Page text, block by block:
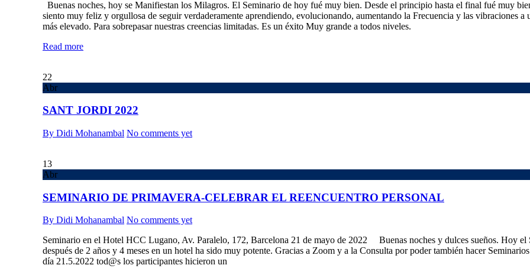
Buenas noches, hoy se Manifiestan los Milagros. El Seminario de hoy fué muy bien. Desde el principio hasta el final fué muy
siento muy feliz y orgullosa de seguir verdaderamente aprendiendo, evolucionando, aumentando la Frecuencia y las vibraciones a
más elevado. Para sobrepasar nuestras creencias limitadas. Es un éxito Muy grande a todos niveles.
Read more
22
Abr
SANT JORDI 2022
By Didi Mohanambal No comments yet
13
Abr
SEMINARIO DE PRIMAVERA-CELEBRAR EL REENCUENTRO PERSONAL
By Didi Mohanambal No comments yet
Seminario en el Hotel HCC Lugano, Av. Paralelo, 172, Barcelona 21 de mayo de 2022 Buenas noches y dulces sueños. Hoy el
después de 2 años y 4 meses en un hotel ha sido muy potente. Gracias a Zoom y a la Consulta por poder también hacer
día 21.5.2022 tod@s los participantes hicieron un